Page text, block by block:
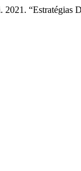
“Estratégias